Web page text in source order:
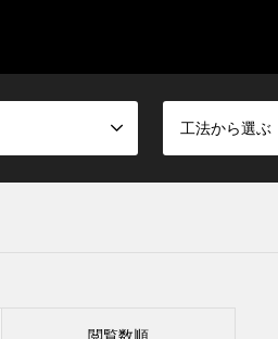
工法から選ぶ